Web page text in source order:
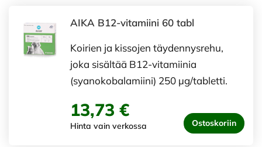
AIKA B12-vitamiini 60 tabl
Koirien ja kissojen täydennysrehu,
joka sisältää B12-vitamiinia
(syanokobalamiini) 250 µg/tabletti.
13,73 €
Hinta vain verkossa Ostoskoriin